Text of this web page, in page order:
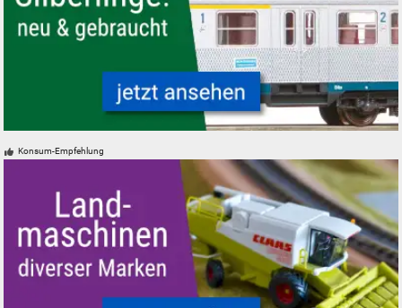
Konsum-Empfehlung